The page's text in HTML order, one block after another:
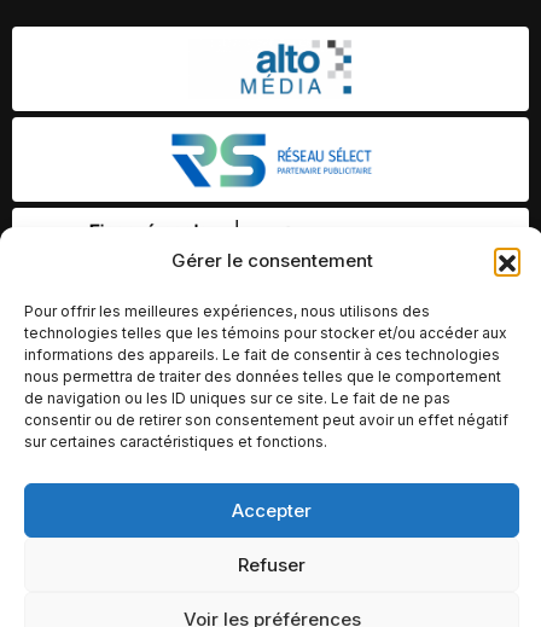
Gérer le consentement
Pour offrir les meilleures expériences, nous utilisons des
technologies telles que les témoins pour stocker et/ou accéder aux
informations des appareils. Le fait de consentir à ces technologies
nous permettra de traiter des données telles que le comportement
de navigation ou les ID uniques sur ce site. Le fait de ne pas
consentir ou de retirer son consentement peut avoir un effet négatif
sur certaines caractéristiques et fonctions.
Accepter
Refuser
Voir les préférences
© Copyright 2026 – Altomédia Inc |